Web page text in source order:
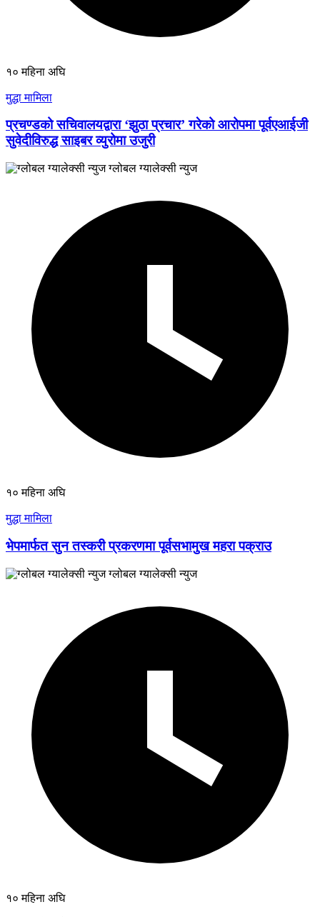
१० महिना अघि
मुद्धा मामिला
प्रचण्डको सचिवालयद्वारा ‘झुठा प्रचार’ गरेको आरोपमा पूर्वएआईजी
सुवेदीविरुद्ध साइबर व्युरोमा उजुरी
ग्लोबल ग्यालेक्सी न्युज
१० महिना अघि
मुद्धा मामिला
भेपमार्फत सुन तस्करी प्रकरणमा पूर्वसभामुख महरा पक्राउ
ग्लोबल ग्यालेक्सी न्युज
१० महिना अघि